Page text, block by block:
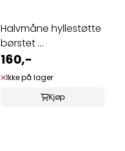
Halvmåne hyllestøtte
børstet ...
160,-
Ikke på lager
Kjøp